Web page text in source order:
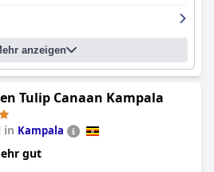
anzeigen
Tulip Canaan Kampala
in Kampala
gut